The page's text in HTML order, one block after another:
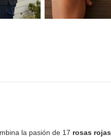
la pasión de 17 rosas rojas